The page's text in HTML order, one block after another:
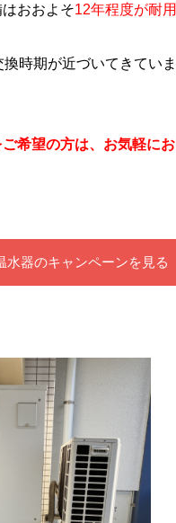
おおよそ12年程度が耐
時期が近づいてきてい
希望の方は、お気軽に
水器のキャンペーンを見る